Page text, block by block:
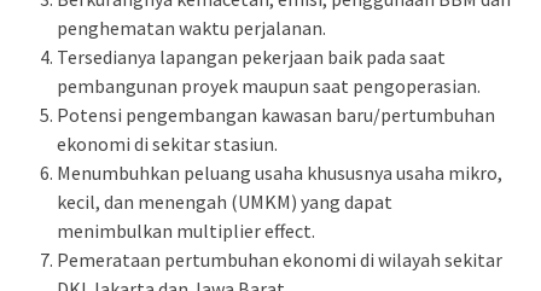
penghematan waktu perjalanan.
Tersedianya lapangan pekerjaan baik pada saat
pembangunan proyek maupun saat pengoperasian.
Potensi pengembangan kawasan baru/pertumbuhan
ekonomi di sekitar stasiun.
Menumbuhkan peluang usaha khususnya usaha mikro,
kecil, dan menengah (UMKM) yang dapat
menimbulkan multiplier effect.
Pemerataan pertumbuhan ekonomi di wilayah sekitar